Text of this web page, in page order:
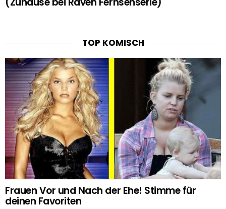
TOP KOMISCH
Frauen Vor und Nach der Ehe! Stimme für
deinen Favoriten